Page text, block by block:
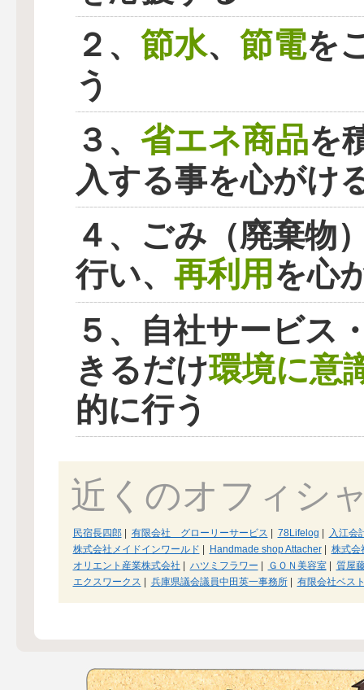
２、 節水、 節電を
う
３、 省エネ商品を
入する事を心がけ
４、ごみ（廃棄物
行い、 再利用を心
５、自社サービス
きるだけ環境に意
的に行う
近くのオフィシ
民宿長四郎| 有限会社 グローリーサービス 78Lifelog
入江会
株式会社メイドインワールド
Handmade shop Attacher|
株式会
オリエント産業株式会社
ハツミフラワー ＧＯＮ美容室|
質屋
エクスワークス
兵庫県議会議員中田英一事務所| 有限会社ベス